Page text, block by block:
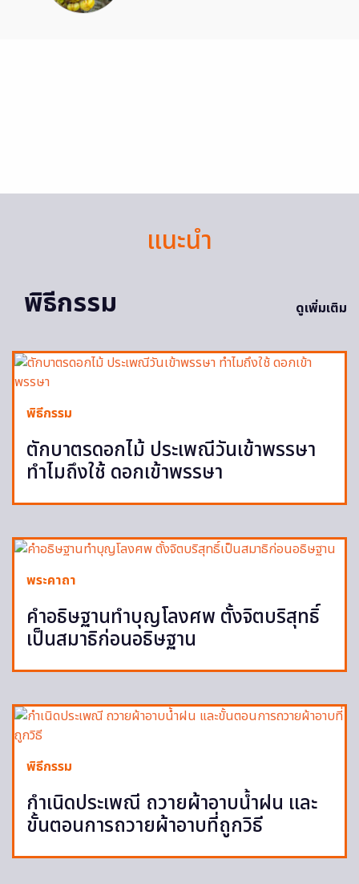
แนะนำ
พิธีกรรม
ดูเพิ่มเติม
พิธีกรรม
ตักบาตรดอกไม้ ประเพณีวันเข้าพรรษา
ทำไมถึงใช้ ดอกเข้าพรรษา
พระคาถา
คำอธิษฐานทำบุญโลงศพ ตั้งจิตบริสุทธิ์
เป็นสมาธิก่อนอธิษฐาน
พิธีกรรม
กำเนิดประเพณี ถวายผ้าอาบน้ำฝน และ
ขั้นตอนการถวายผ้าอาบที่ถูกวิธี